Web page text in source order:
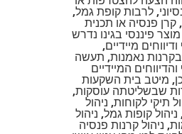
לרבות קופת גמל,
פנסיה או תכנית
פיננסי בגינו נדרש
מיידיים,
נאמנות, תעשה
המיידיים
מיטב בית השקעות
שבשליטתה עוסקות,
תיקי לקוחות, ניהול
קופות גמל, ניהול
ניהול קרנות פנסיה